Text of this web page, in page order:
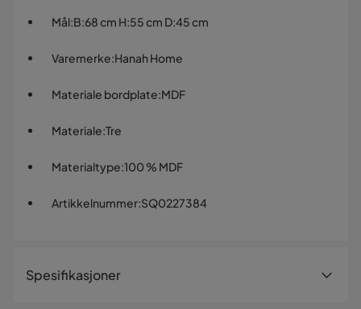
Mål:B:68 cm H:55 cm D:45 cm
Varemerke:Hanah Home
Materiale bordplate:MDF
Materiale:Tre
Materialtype:100 % MDF
Artikkelnummer:SQ0227384
Spesifikasjoner